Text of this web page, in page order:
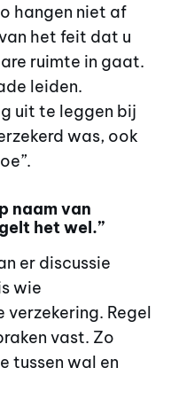
hangen niet af
het feit dat u
ruimte in gaat.
leiden.
uit te leggen bij
was, ook
naam van
het wel.”
er discussie
wie
Regel
vast. Zo
tussen wal en